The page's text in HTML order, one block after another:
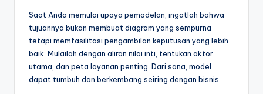
Saat Anda memulai upaya pemodelan, ingatlah bahwa
tujuannya bukan membuat diagram yang sempurna
tetapi memfasilitasi pengambilan keputusan yang lebih
baik. Mulailah dengan aliran nilai inti, tentukan aktor
utama, dan peta layanan penting. Dari sana, model
dapat tumbuh dan berkembang seiring dengan bisnis.